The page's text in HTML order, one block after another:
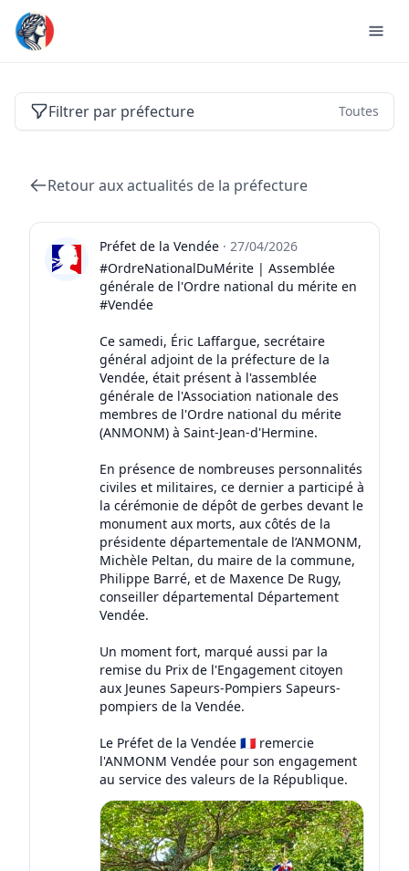
Actualités des préfectures de France
Filtrer par préfecture Toutes
Retour aux actualités de la préfecture
Préfet de la Vendée · 27/04/2026
#OrdreNationalDuMérite | Assemblée
générale de l'Ordre national du mérite en
#Vendée
Ce samedi, Éric Laffargue, secrétaire
général adjoint de la préfecture de la
Vendée, était présent à l'assemblée
générale de l'Association nationale des
membres de l'Ordre national du mérite
(ANMONM) à Saint-Jean-d'Hermine.
En présence de nombreuses personnalités
civiles et militaires, ce dernier a participé à
la cérémonie de dépôt de gerbes devant le
monument aux morts, aux côtés de la
présidente départementale de l’ANMONM,
Michèle Peltan, du maire de la commune,
Philippe Barré, et de Maxence De Rugy,
conseiller départemental Département
Vendée.
Un moment fort, marqué aussi par la
remise du Prix de l'Engagement citoyen
aux Jeunes Sapeurs-Pompiers Sapeurs-
pompiers de la Vendée.
Le Préfet de la Vendée 🇫🇷 remercie
l'ANMONM Vendée pour son engagement
au service des valeurs de la République.